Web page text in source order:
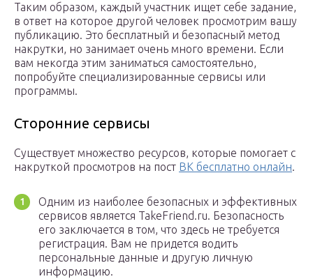
Таким образом, каждый участник ищет себе задание,
в ответ на которое другой человек просмотрим вашу
публикацию. Это бесплатный и безопасный метод
накрутки, но занимает очень много времени. Если
вам некогда этим заниматься самостоятельно,
попробуйте специализированные сервисы или
программы.
Сторонние сервисы
Существует множество ресурсов, которые помогает с
накруткой просмотров на пост ВК бесплатно онлайн.
Одним из наиболее безопасных и эффективных
сервисов является TakeFriend.ru. Безопасность
его заключается в том, что здесь не требуется
регистрация. Вам не придется водить
персональные данные и другую личную
информацию.